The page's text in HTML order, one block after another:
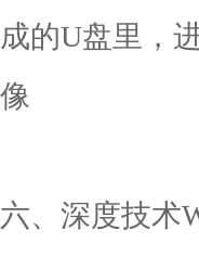
成的U盘里，
像
六、深度技术